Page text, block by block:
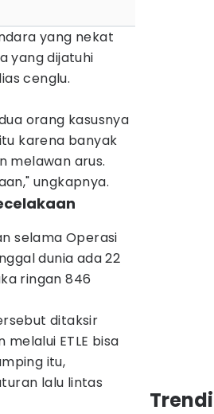
yang nekat
yang dijatuhi
cenglu.
orang kasusnya
karena banyak
melawan arus.
ungkapnya.
selama Operasi
dunia ada 22
ringan 846
ditaksir
ETLE bisa
itu,
lalu lintas